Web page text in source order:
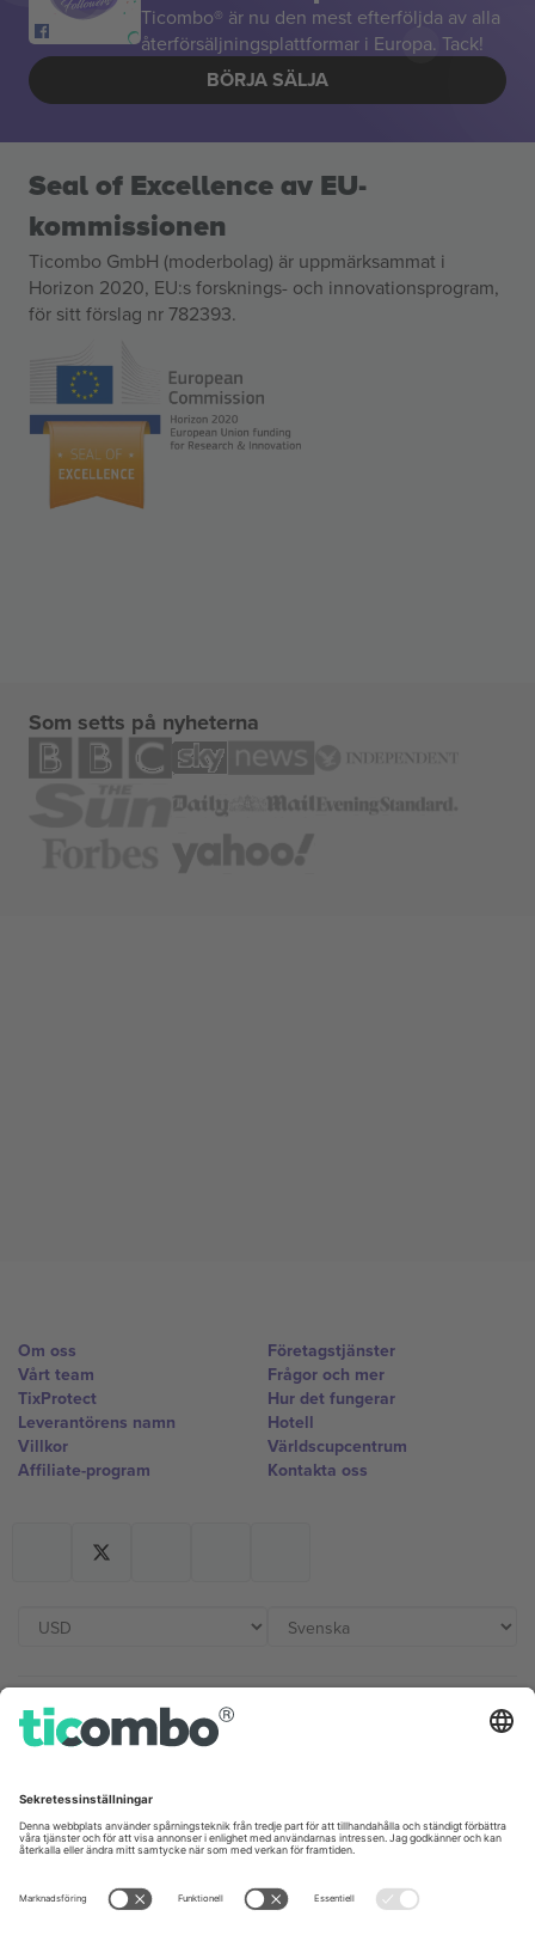
Ticombo® är nu den mest efterföljda av alla
återförsäljningsplattformar i Europa. Tack!
BÖRJA SÄLJA
Seal of Excellence av EU-
kommissionen
Ticombo GmbH (moderbolag) är uppmärksammat i
Horizon 2020, EU:s forsknings- och innovationsprogram,
för sitt förslag nr 782393.
Som setts på nyheterna
Om oss
Vårt team
TixProtect
Leverantörens namn
Villkor
Affiliate-program
Företagstjänster
Frågor och mer
Hur det fungerar
Hotell
Världscupcentrum
Kontakta oss
Kontor och support
Unter den Linden 24, 10117
Berlin, Germany
London, EC1V 1AW, United
Kingdom
United States
Switzerland